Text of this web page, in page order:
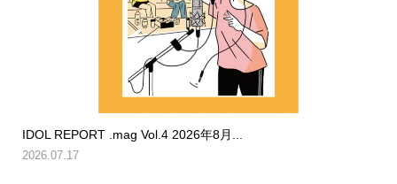
IDOL REPORT .mag Vol.4 2026年8月...
2026.07.17